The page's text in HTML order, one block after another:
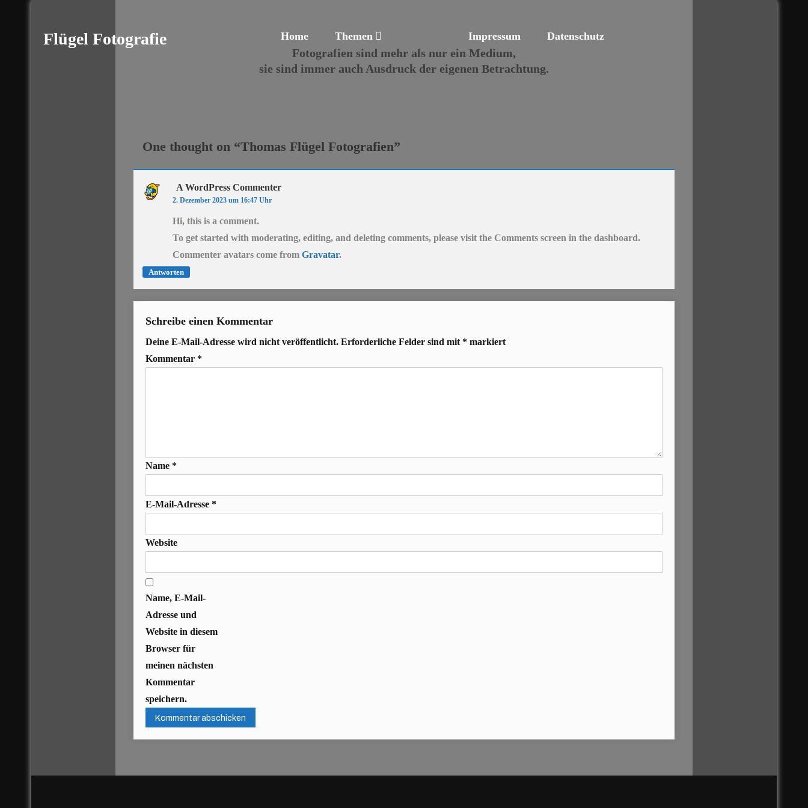
Content
Flügel Fotografie Home Themen Impressum Datenschutz
Fotografien sind mehr als nur ein Medium,
sie sind immer auch Ausdruck der eigenen Betrachtung.
One thought on “Thomas Flügel Fotografien”
A WordPress Commenter
2. Dezember 2023 um 16:47 Uhr
Hi, this is a comment.
To get started with moderating, editing, and deleting comments, please visit the Comments screen in the dashboard.
Commenter avatars come from Gravatar.
Antworten
Schreibe einen Kommentar
Deine E-Mail-Adresse wird nicht veröffentlicht. Erforderliche Felder sind mit * markiert
Kommentar *
Name *
E-Mail-Adresse *
Website
Name, E-Mail-
Adresse und
Website in diesem
Browser für
meinen nächsten
Kommentar
speichern.